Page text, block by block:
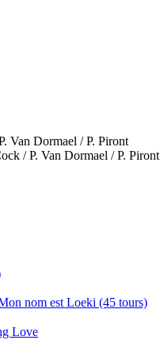
Van Dormael / P. Piront
/ P. Van Dormael / P. Piront
nom est Loeki (45 tours)
Love